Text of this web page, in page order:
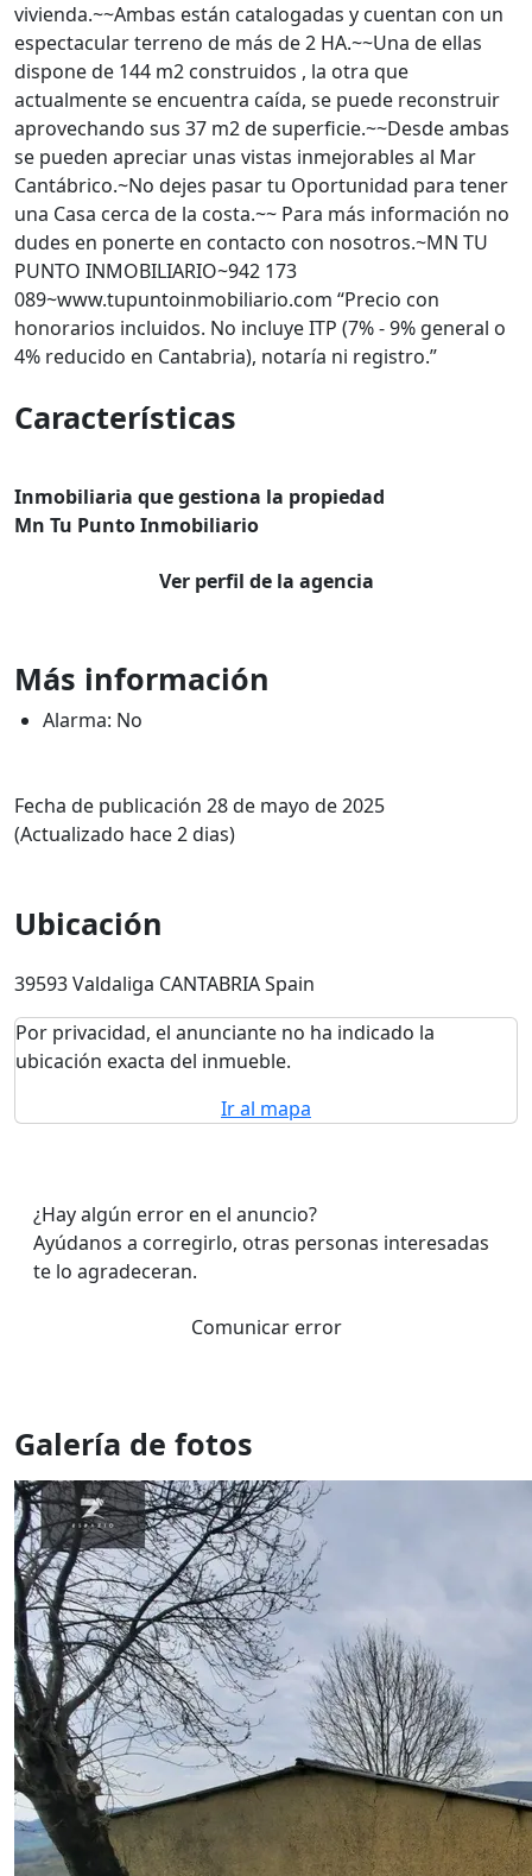
vivienda.~~Ambas están catalogadas y cuentan con un
espectacular terreno de más de 2 HA.~~Una de ellas
dispone de 144 m2 construidos , la otra que
actualmente se encuentra caída, se puede reconstruir
aprovechando sus 37 m2 de superficie.~~Desde ambas
se pueden apreciar unas vistas inmejorables al Mar
Cantábrico.~No dejes pasar tu Oportunidad para tener
una Casa cerca de la costa.~~ Para más información no
dudes en ponerte en contacto con nosotros.~MN TU
PUNTO INMOBILIARIO~942 173
089~www.tupuntoinmobiliario.com “Precio con
honorarios incluidos. No incluye ITP (7% - 9% general o
4% reducido en Cantabria), notaría ni registro.”
Características
Inmobiliaria que gestiona la propiedad
Mn Tu Punto Inmobiliario
Ver perfil de la agencia
Más información
Alarma: No
Fecha de publicación 28 de mayo de 2025
(Actualizado hace 2 dias)
Ubicación
39593 Valdaliga CANTABRIA Spain
Por privacidad, el anunciante no ha indicado la
ubicación exacta del inmueble.
Ir al mapa
¿Hay algún error en el anuncio?
Ayúdanos a corregirlo, otras personas interesadas
te lo agradeceran.
Comunicar error
Galería de fotos